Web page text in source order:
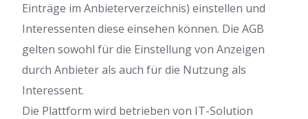
Einträge im Anbieterverzeichnis) einstellen und
Interessenten diese einsehen können. Die AGB
gelten sowohl für die Einstellung von Anzeigen
durch Anbieter als auch für die Nutzung als
Interessent.
Die Plattform wird betrieben von IT-Solution